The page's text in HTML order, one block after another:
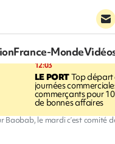
France-Monde
12:03
LE PORTTop départ
journées
commerçants pour
de bonnes affaires
Baobab, le mardi c’est comité